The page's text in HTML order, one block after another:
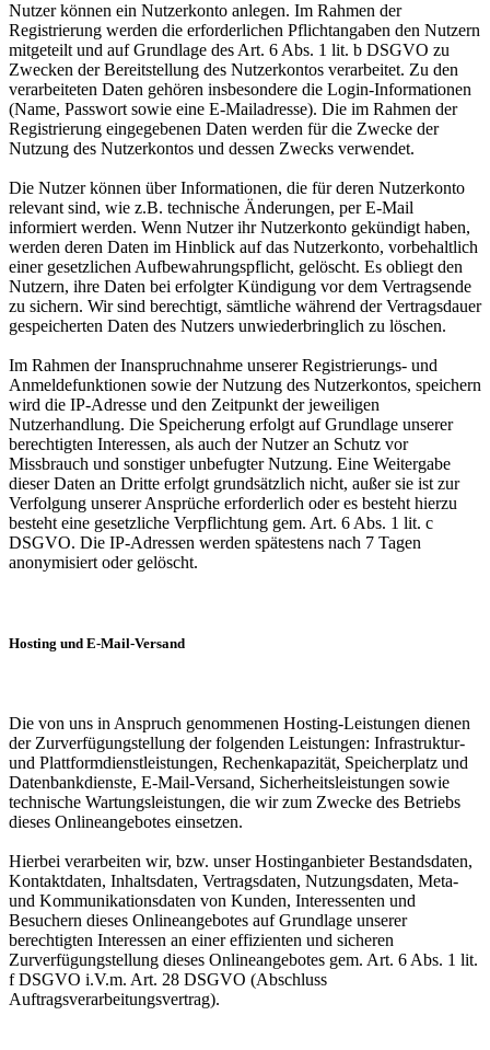
Nutzer können ein Nutzerkonto anlegen. Im Rahmen der
Registrierung werden die erforderlichen Pflichtangaben den Nutzern
mitgeteilt und auf Grundlage des Art. 6 Abs. 1 lit. b DSGVO zu
Zwecken der Bereitstellung des Nutzerkontos verarbeitet. Zu den
verarbeiteten Daten gehören insbesondere die Login-Informationen
(Name, Passwort sowie eine E-Mailadresse). Die im Rahmen der
Registrierung eingegebenen Daten werden für die Zwecke der
Nutzung des Nutzerkontos und dessen Zwecks verwendet.
Die Nutzer können über Informationen, die für deren Nutzerkonto
relevant sind, wie z.B. technische Änderungen, per E-Mail
informiert werden. Wenn Nutzer ihr Nutzerkonto gekündigt haben,
werden deren Daten im Hinblick auf das Nutzerkonto, vorbehaltlich
einer gesetzlichen Aufbewahrungspflicht, gelöscht. Es obliegt den
Nutzern, ihre Daten bei erfolgter Kündigung vor dem Vertragsende
zu sichern. Wir sind berechtigt, sämtliche während der Vertragsdauer
gespeicherten Daten des Nutzers unwiederbringlich zu löschen.
Im Rahmen der Inanspruchnahme unserer Registrierungs- und
Anmeldefunktionen sowie der Nutzung des Nutzerkontos, speichern
wird die IP-Adresse und den Zeitpunkt der jeweiligen
Nutzerhandlung. Die Speicherung erfolgt auf Grundlage unserer
berechtigten Interessen, als auch der Nutzer an Schutz vor
Missbrauch und sonstiger unbefugter Nutzung. Eine Weitergabe
dieser Daten an Dritte erfolgt grundsätzlich nicht, außer sie ist zur
Verfolgung unserer Ansprüche erforderlich oder es besteht hierzu
besteht eine gesetzliche Verpflichtung gem. Art. 6 Abs. 1 lit. c
DSGVO. Die IP-Adressen werden spätestens nach 7 Tagen
anonymisiert oder gelöscht.
Hosting und E-Mail-Versand
Die von uns in Anspruch genommenen Hosting-Leistungen dienen
der Zurverfügungstellung der folgenden Leistungen: Infrastruktur-
und Plattformdienstleistungen, Rechenkapazität, Speicherplatz und
Datenbankdienste, E-Mail-Versand, Sicherheitsleistungen sowie
technische Wartungsleistungen, die wir zum Zwecke des Betriebs
dieses Onlineangebotes einsetzen.
Hierbei verarbeiten wir, bzw. unser Hostinganbieter Bestandsdaten,
Kontaktdaten, Inhaltsdaten, Vertragsdaten, Nutzungsdaten, Meta-
und Kommunikationsdaten von Kunden, Interessenten und
Besuchern dieses Onlineangebotes auf Grundlage unserer
berechtigten Interessen an einer effizienten und sicheren
Zurverfügungstellung dieses Onlineangebotes gem. Art. 6 Abs. 1 lit.
f DSGVO i.V.m. Art. 28 DSGVO (Abschluss
Auftragsverarbeitungsvertrag).